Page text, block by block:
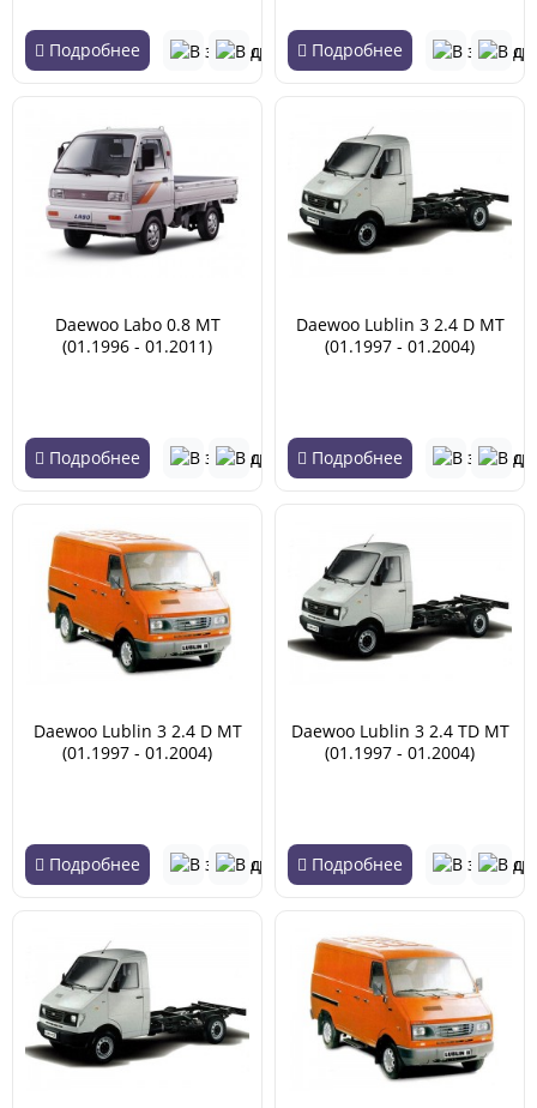
Подробнее Подробнее
Daewoo Labo 0.8 MT
(01.1996 - 01.2011)
Подробнее
Daewoo Lublin 3 2.4 D MT
(01.1997 - 01.2004)
Подробнее
Daewoo Lublin 3 2.4 D MT
(01.1997 - 01.2004)
Подробнее
Daewoo Lublin 3 2.4 TD MT
(01.1997 - 01.2004)
Подробнее